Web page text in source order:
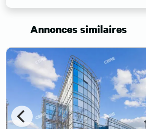
Annonces similaires